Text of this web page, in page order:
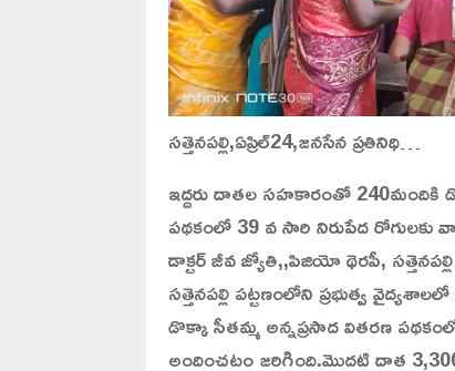
సత్తెనపల్లి,ఏప్రిల్24,జనసేన ప్రతినిధి…
ఇద్దరు దాతల సహకారంతో 240మందికి
పథకంలో 39 వ సారి నిరుపేద
డాక్టర్ జీవ జ్యోతి,,పిజియో థెరపీ,
సత్తెనపల్లి పట్టణంలోని ప్రభుత్వ
డొక్కా సీతమ్మ అన్నప్రసాద వితరణ
అందించటం జరిగింది.మొదటి దాత